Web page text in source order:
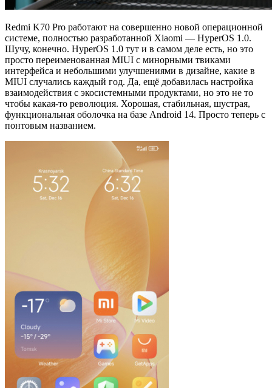
Redmi K70 Pro работают на совершенно новой операционной
системе, полностью разработанной Xiaomi — HyperOS 1.0.
Шучу, конечно. HyperOS 1.0 тут и в самом деле есть, но это
просто переименованная MIUI с минорными твиками
интерфейса и небольшими улучшениями в дизайне, какие в
MIUI случались каждый год. Да, ещё добавилась настройка
взаимодействия с экосистемными продуктами, но это не то
чтобы какая-то революция. Хорошая, стабильная, шустрая,
функциональная оболочка на базе Android 14. Просто теперь с
понтовым названием.